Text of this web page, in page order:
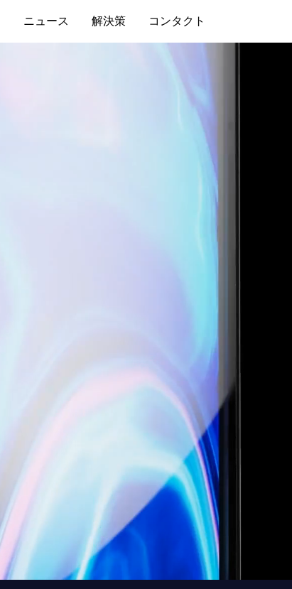
ニュース 解決策 コンタクト